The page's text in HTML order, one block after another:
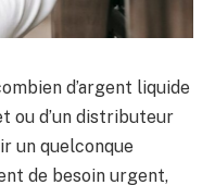
d’argent liquide
ou d’un distributeur
un quelconque
de besoin urgent,